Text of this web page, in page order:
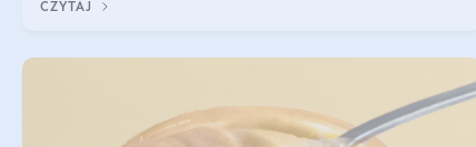
CZYTAJ